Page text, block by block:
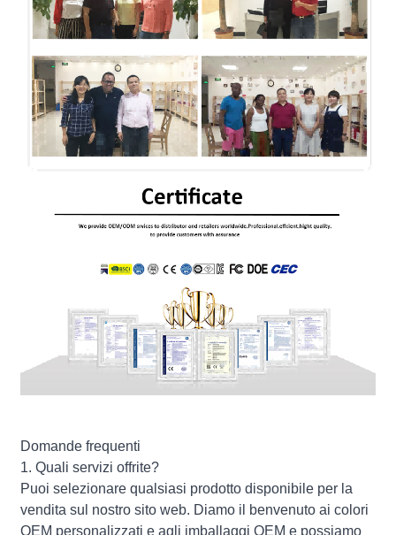
Domande frequenti
1. Quali servizi offrite?
Puoi selezionare qualsiasi prodotto disponibile per la
vendita sul nostro sito web. Diamo il benvenuto ai colori
OEM personalizzati e agli imballaggi OEM e possiamo